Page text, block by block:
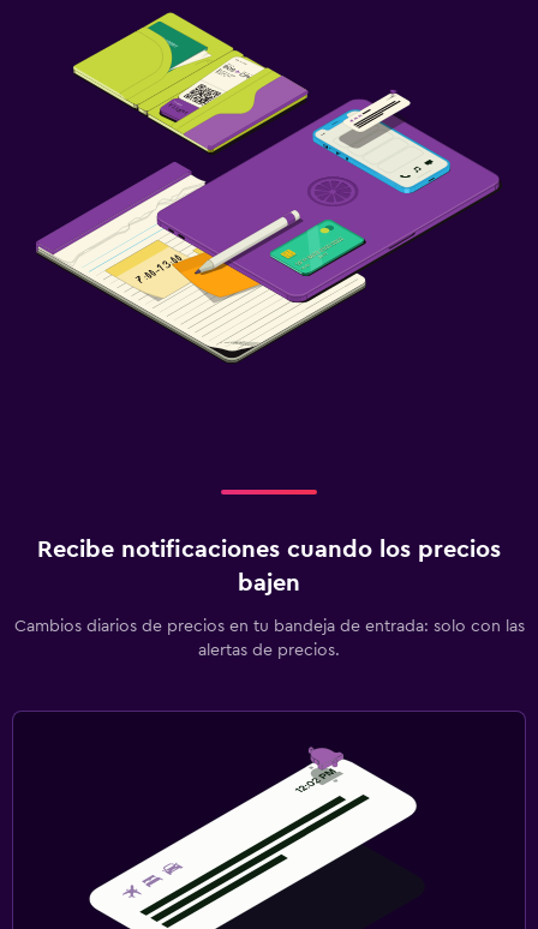
Recibe notificaciones cuando los precios
bajen
Cambios diarios de precios en tu bandeja de entrada: solo con las
alertas de precios.